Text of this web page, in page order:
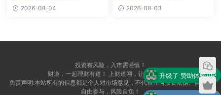
2026-08-04 2026-08-03
投资有风险，入市需谨慎！
财道，一起理财有道！ 上财道网，让财富上道！
免责声明:本站所有的信息都是个人对市场意见，不代表任何投资依据。自愿，
自由参与，风险自负！
升级了 赞助体验VIP